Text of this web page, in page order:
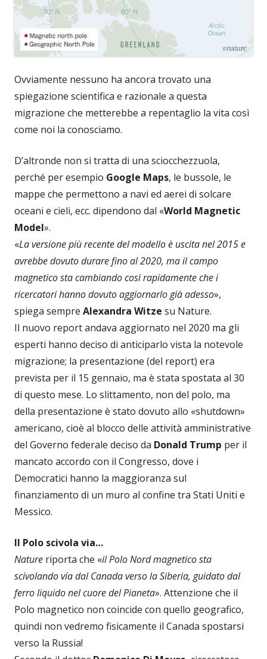
Ovviamente nessuno ha ancora trovato una
spiegazione scientifica e razionale a questa
migrazione che metterebbe a repentaglio la vita così
come noi la conosciamo.
D’altronde non si tratta di una sciocchezzuola,
perché per esempio Google Maps, le bussole, le
mappe che permettono a navi ed aerei di solcare
oceani e cieli, ecc. dipendono dal «World Magnetic
Model».
«La versione più recente del modello è uscita nel 2015 e
avrebbe dovuto durare fino al 2020, ma il campo
magnetico sta cambiando così rapidamente che i
ricercatori hanno dovuto aggiornarlo già adesso»,
spiega sempre Alexandra Witze su Nature.
Il nuovo report andava aggiornato nel 2020 ma gli
esperti hanno deciso di anticiparlo vista la notevole
migrazione; la presentazione (del report) era
prevista per il 15 gennaio, ma è stata spostata al 30
di questo mese. Lo slittamento, non del polo, ma
della presentazione è stato dovuto allo «shutdown»
americano, cioè al blocco delle attività amministrative
del Governo federale deciso da Donald Trump per il
mancato accordo con il Congresso, dove i
Democratici hanno la maggioranza sul
finanziamento di un muro al confine tra Stati Uniti e
Messico.
Il Polo scivola via…
Nature riporta che «il Polo Nord magneticosta
scivolando via dal Canada verso la Siberia, guidato dal
ferro liquido nel cuore del Pianeta». Attenzione che il
Polo magnetico non coincide con quello geografico,
quindi non vedremo fisicamente il Canada spostarsi
verso la Russia!